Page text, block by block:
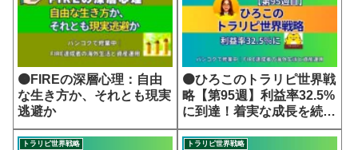
🟠FIREの深層心理：自由
な生き方か、それとも現実
逃避か
🟠ひろこのトラリピ世界戦
略【第95週】利益率32.5%
に到達！着実な成長を続け
る世界戦略
トラリピ世界戦略 トラリピ世界戦略